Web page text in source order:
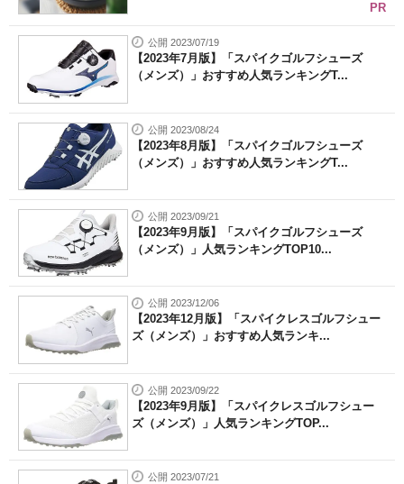
PR
公開 2023/07/19
【2023年7月版】「スパイクゴルフシューズ
（メンズ）」おすすめ人気ランキングT...
公開 2023/08/24
【2023年8月版】「スパイクゴルフシューズ
（メンズ）」おすすめ人気ランキングT...
公開 2023/09/21
【2023年9月版】「スパイクゴルフシューズ
（メンズ）」人気ランキングTOP10...
公開 2023/12/06
【2023年12月版】「スパイクレスゴルフシュー
ズ（メンズ）」おすすめ人気ランキ...
公開 2023/09/22
【2023年9月版】「スパイクレスゴルフシュー
ズ（メンズ）」人気ランキングTOP...
公開 2023/07/21